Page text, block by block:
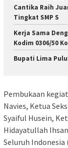
Cantika Raih
Tingkat SMP S
Kerja Sama
Kodim 0306/50
Bupati Lima
‎Pembukaan
Navies, Ketua
Syaiful Husein,
Hidayatullah
Seluruh Indonesia